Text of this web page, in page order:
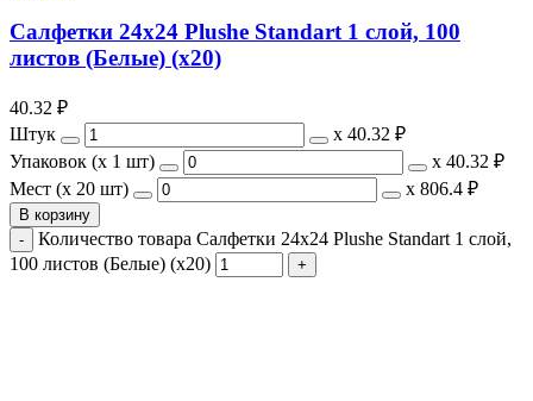
Салфетки 24х24 Plushe Standart 1 слой, 100
листов (Белые) (х20)
40.32 ₽
Штук
х 40.32 ₽
Упаковок (x 1 шт)
х 40.32 ₽
Мест (x 20 шт)
х 806.4 ₽
В корзину
Количество товара Салфетки 24х24 Plushe Standart 1 слой,
100 листов (Белые) (х20)